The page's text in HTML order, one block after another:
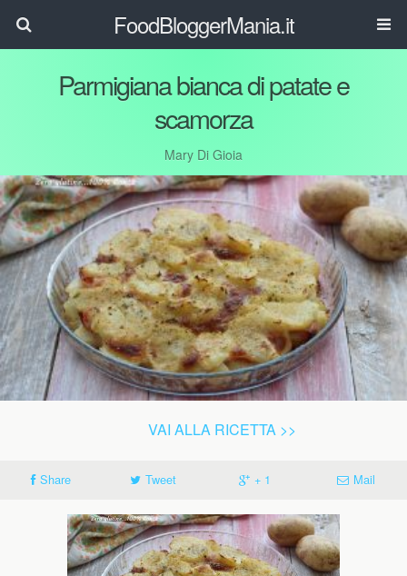
FoodBloggerMania.it
Parmigiana bianca di patate e
scamorza
Mary Di Gioia
VAI ALLA RICETTA >>
Share Tweet + 1 Mail